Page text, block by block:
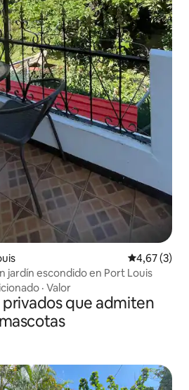
Calificación
4,67 (3)
jardín escondido en Port Louis
· Valor
que admiten
mascotas